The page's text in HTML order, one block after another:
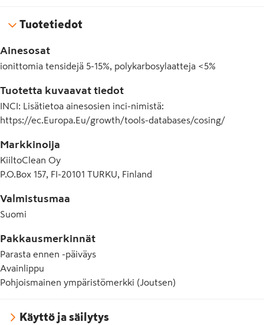
Tuotetiedot
Ainesosat
ionittomia tensidejä 5-15%, polykarbosylaatteja <5%
Tuotetta kuvaavat tiedot
INCI: Lisätietoa ainesosien inci-nimistä:
https://ec.Europa.Eu/growth/tools-databases/cosing/
Markkinoija
KiiltoClean Oy
P.O.Box 157, FI-20101 TURKU, Finland
Valmistusmaa
Suomi
Pakkausmerkinnät
Parasta ennen -päiväys
Avainlippu
Pohjoismainen ympäristömerkki (Joutsen)
Käyttö ja säilytys